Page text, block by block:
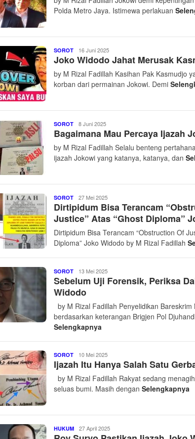
Polda Metro Jaya. Istimewa perlakuan
SOROT Pantau
24
Jam
Net
16 Juni 2025
Joko Widodo Jahat Merusak
by M Rizal Fadillah Kasihan Pak Kasmudjo
korban dari permainan Jokowi. Demi
SOROT Pantau
24
Jam
Net
8 Juni 2025
Bagaimana Mau Percaya Ijazah
by M Rizal Fadillah Selalu benteng
ijazah Jokowi yang katanya, katanya, dan
SOROT Pantau
24
Jam
Net
27 Mei 2025
Dirtipidum Bisa Terancam
Justice” Atas “Ghost Diploma”
Dirtipidum Bisa Terancam “Obstruction Of
Diploma” Joko Widodo by M Rizal Fadillah
SOROT Pantau
24
Jam
Net
13 Mei 2025
Sebelum Uji Forensik, Periksa
Widodo
by M Rizal Fadillah Penyelidikan Bareskrim
berdasarkan keterangan Brigjen Pol
Selengkapnya
SOROT Pantau
24
Jam
Net
10 Mei 2025
Ijazah Itu Hanya Salah Satu
by M Rizal Fadillah Rakyat sedang
seluas bumi. Masih dengan Selengkapnya
HUKUM Pantau
24
27 April 2025